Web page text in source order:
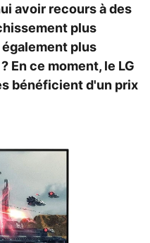
avoir recours à des
plus
plus
En ce moment, le LG
bénéficient d'un prix